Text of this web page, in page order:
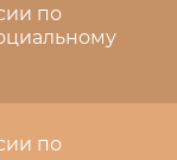
по
по